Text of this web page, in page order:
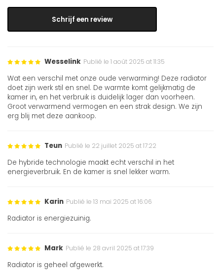
Schrijf een review
Wesselink Publié le 1 août 2025 at 11:35
Wat een verschil met onze oude verwarming! Deze radiator
doet zijn werk stil en snel. De warmte komt gelijkmatig de
kamer in, en het verbruik is duidelijk lager dan voorheen.
Groot verwarmend vermogen en een strak design. We zijn
erg blij met deze aankoop.
Teun Publié le 22 juillet 2025 at 17:22
De hybride technologie maakt echt verschil in het
energieverbruik. En de kamer is snel lekker warm.
Karin Publié le 13 mai 2025 at 16:06
Radiator is energiezuinig.
Mark Publié le 28 avril 2025 at 17:39
Radiator is geheel afgewerkt.